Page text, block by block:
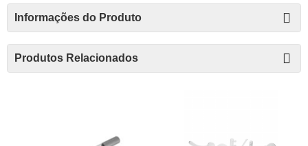
Informações do Produto
Produtos Relacionados